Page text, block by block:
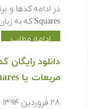
Squares که به زبان برنامه نویسی متلب پیاده…
ادامه مطلب
‫‫دانلود
مربعات یا Least Squares در متلب‬‬ — بخش هفتم
۲۸ فروردین ۱۳۹۴